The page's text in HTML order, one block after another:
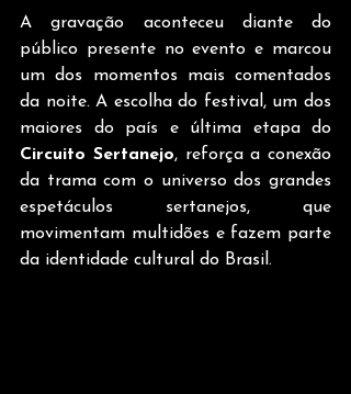
A gravação aconteceu diante do
público presente no evento e marcou
um dos momentos mais comentados
da noite. A escolha do festival, um dos
Circuito Sertanejo, reforça a conexão
da trama com o universo dos grandes
espetáculos sertanejos, que
movimentam multidões e fazem parte
da identidade cultural do Brasil.